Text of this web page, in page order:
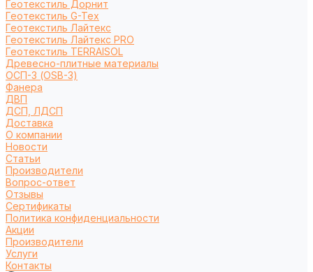
Геотекстиль Дорнит
Геотекстиль G-Tex
Геотекстиль Лайтекс
Геотекстиль Лайтекс PRO
Геотекстиль TERRAISOL
Древесно-плитные материалы
ОСП-3 (OSB-3)
Фанера
ДВП
ДСП, ЛДСП
Доставка
О компании
Новости
Статьи
Производители
Вопрос-ответ
Отзывы
Сертификаты
Политика конфиденциальности
Акции
Производители
Услуги
Контакты